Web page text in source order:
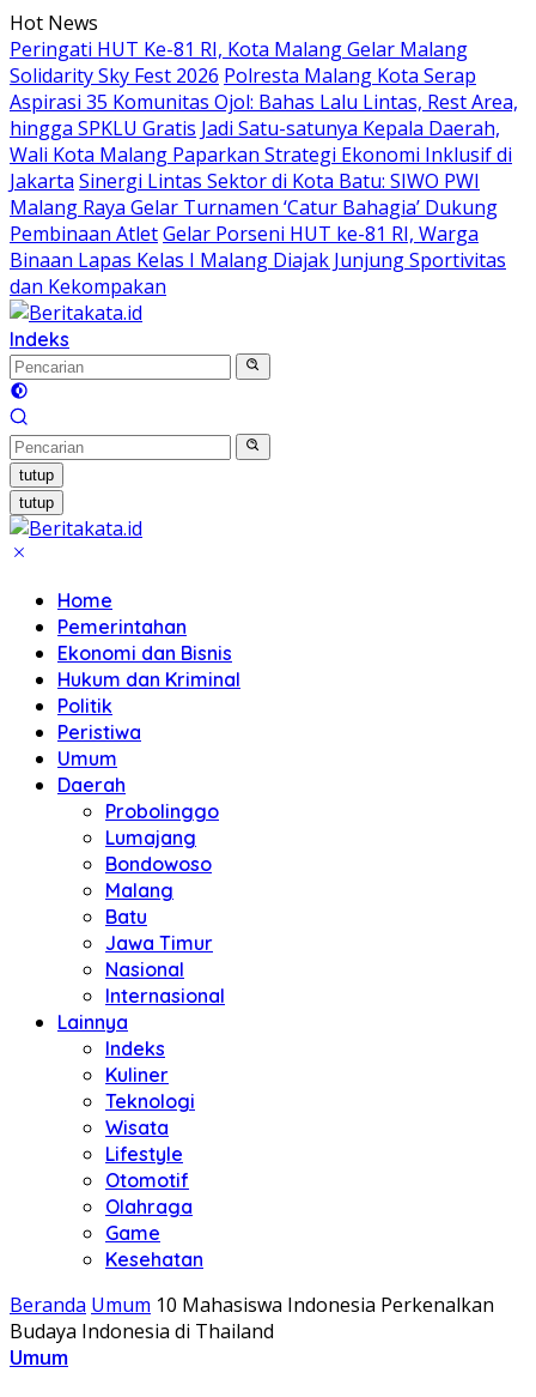
Langsung
ke
konten
Hot News
Peringati HUT Ke-81 RI, Kota Malang Gelar Malang
Solidarity Sky Fest 2026 Polresta Malang Kota Serap
Aspirasi 35 Komunitas Ojol: Bahas Lalu Lintas, Rest Area,
hingga SPKLU Gratis Jadi Satu-satunya Kepala Daerah,
Wali Kota Malang Paparkan Strategi Ekonomi Inklusif di
Jakarta Sinergi Lintas Sektor di Kota Batu: SIWO PWI
Malang Raya Gelar Turnamen ‘Catur Bahagia’ Dukung
Pembinaan AtletGelar Porseni HUT ke-81 RI, Warga
Binaan Lapas Kelas I Malang Diajak Junjung Sportivitas
dan Kekompakan
Indeks
tutup
tutup
Home
Pemerintahan
Ekonomi dan Bisnis
Hukum dan Kriminal
Politik
Peristiwa
Umum
Daerah
Probolinggo
Lumajang
Bondowoso
Malang
Batu
Jawa Timur
Nasional
Internasional
Lainnya
Indeks
Kuliner
Teknologi
Wisata
Lifestyle
Otomotif
Olahraga
Game
Kesehatan
Beranda Umum 10 Mahasiswa Indonesia Perkenalkan
Budaya Indonesia di Thailand
Umum